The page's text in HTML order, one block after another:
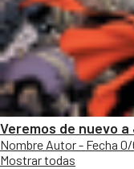
Veremos de nuevo
Nombre Autor - Fecha
Mostrar todas